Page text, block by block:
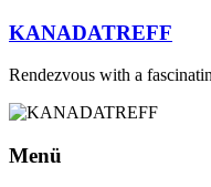
Zum
springen
KANADATREFF
Rendezvous with a
Menü